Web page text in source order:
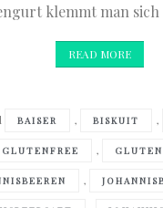
klemmt man
READ MORE
BAISER , BISKUIT ,
GLUTENFREE ,
,